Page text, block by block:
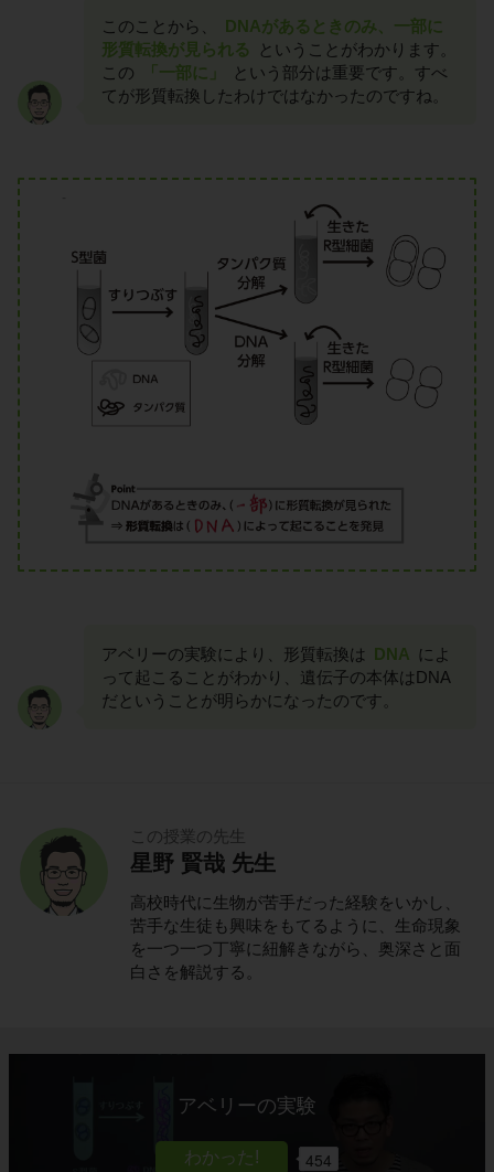
このことから、
DNAがあるときのみ、一部に
形質転換が見られる
ということがわかります。
この
「一部に」
という部分は重要です。すべ
てが形質転換したわけではなかったのですね。
アベリーの実験により、形質転換は DNA によ
って起こることがわかり、遺伝子の本体はDNA
だということが明らかになったのです。
この授業の先生
星野 賢哉 先生
高校時代に生物が苦手だった経験をいかし、
苦手な生徒も興味をもてるように、生命現象
を一つ一つ丁寧に紐解きながら、奥深さと面
白さを解説する。
アベリーの実験
454